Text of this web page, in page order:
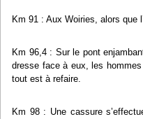
Km 91 : Aux Woiries, alors que
Km 96,4 : Sur le pont
dresse face à eux, les hommes
tout est à refaire.
Km 98 : Une cassure